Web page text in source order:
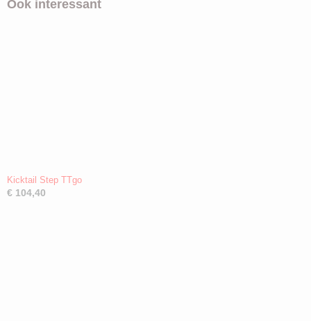
Ook interessant
Kicktail Step TTgo
€ 104,40